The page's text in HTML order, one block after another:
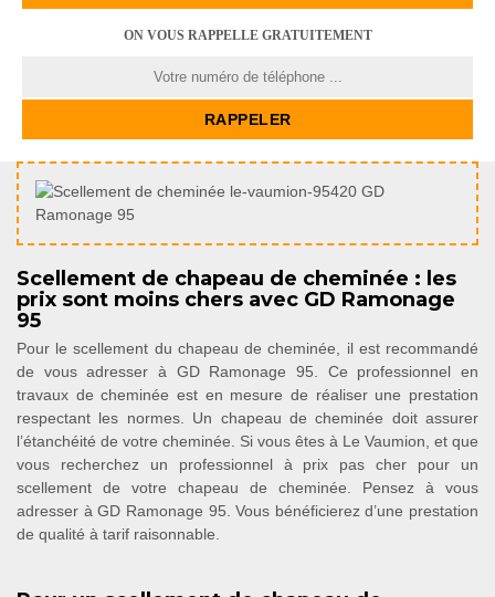
ON VOUS RAPPELLE GRATUITEMENT
Scellement de chapeau de cheminée : les
prix sont moins chers avec GD Ramonage
95
Pour le scellement du chapeau de cheminée, il est recommandé
de vous adresser à GD Ramonage 95. Ce professionnel en
travaux de cheminée est en mesure de réaliser une prestation
respectant les normes. Un chapeau de cheminée doit assurer
l’étanchéité de votre cheminée. Si vous êtes à Le Vaumion, et que
vous recherchez un professionnel à prix pas cher pour un
scellement de votre chapeau de cheminée. Pensez à vous
adresser à GD Ramonage 95. Vous bénéficierez d’une prestation
de qualité à tarif raisonnable.